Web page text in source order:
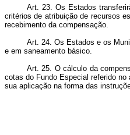
Art. 23. Os Estados
critérios de atribuição de recursos
recebimento da compensação.
Art. 24. Os Estados e os
e em saneamento básico.
Art. 25. O cálculo da
cotas do Fundo Especial referido
sua aplicação na forma das